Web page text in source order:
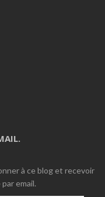
à ce blog et recevoir
email.